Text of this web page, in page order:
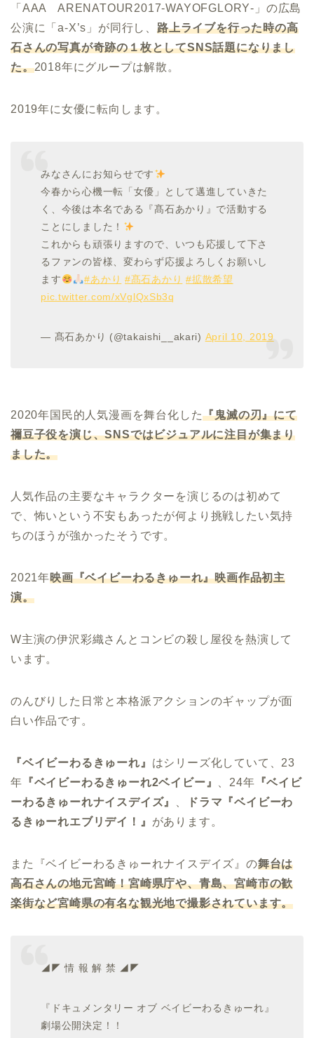
「AAA ARENATOUR2017‐WAYOFGLORY‐」の広島
公演に「a-X’s」が同行し、 路上ライブを行った時の高
石さんの写真が奇跡の１枚としてSNS話題になりまし
た。2018年にグループは解散。
2019年に女優に転向します。
みなさんにお知らせです
今春から心機一転「女優」として邁進していきた
く、今後は本名である『髙石あかり』で活動する
ことにしました！
これからも頑張りますので、いつも応援して下さ
るファンの皆様、変わらず応援よろしくお願いし
ます
#あかり #髙石あかり #拡散希望
pic.twitter.com/xVglQxSb3q
— 髙石あかり (@takaishi__akari) April 10, 2019
2020年国民的人気漫画を舞台化した『鬼滅の刃』にて
禰豆子役を演じ、SNSではビジュアルに注目が集まり
ました。
人気作品の主要なキャラクターを演じるのは初めて
で、怖いという不安もあったが何より挑戦したい気持
ちのほうが強かったそうです。
2021年映画『ベイビーわるきゅーれ』映画作品初主
演。
W主演の伊沢彩織さんとコンビの殺し屋役を熱演して
います。
のんびりした日常と本格派アクションのギャップが面
白い作品です。
『ベイビーわるきゅーれ』 はシリーズ化していて、23
年 『ベイビーわるきゅーれ2ベイビー』 、24年 『ベイビ
ーわるきゅーれナイスデイズ』
ドラマ『ベイビーわ
るきゅーれエブリデイ！』 があります。
また『ベイビーわるきゅーれナイスデイズ』の舞台は
高石さんの地元宮崎！宮崎県庁や、青島、宮崎市の歓
楽街など宮崎県の有名な観光地で撮影されています。
◢◤ 情 報 解 禁 ◢◤
『ドキュメンタリー オブ ベイビーわるきゅーれ』
劇場公開決定！！